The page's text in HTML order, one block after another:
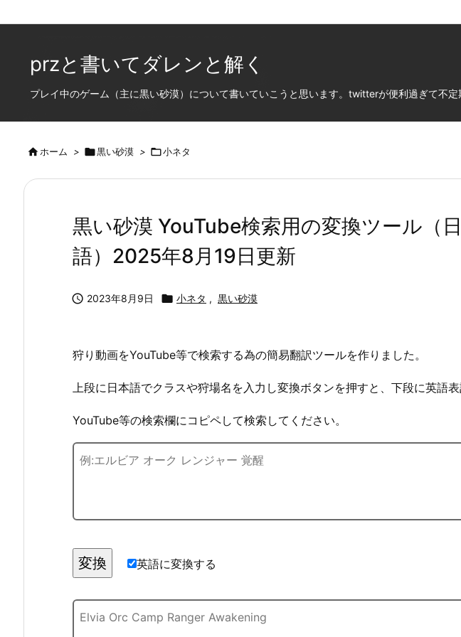
przと書いてダレンと解く
プレイ中のゲーム（主に黒い砂漠）について書いていこうと思います。twitterが便利過ぎて不定
ホーム > 黒い砂漠 > 小ネタ
黒い砂漠 YouTube検索用の変換ツール（
語）2025年8月19日更新
 2023年8月9日  小ネタ , 黒い砂漠
狩り動画をYouTube等で検索する為の簡易翻訳ツールを作りました。
上段に日本語でクラスや狩場名を入力し変換ボタンを押すと、下段に英語表
YouTube等の検索欄にコピペして検索してください。
英語に変換する